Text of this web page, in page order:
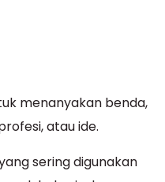
menanyakan benda,
atau ide.
sering digunakan